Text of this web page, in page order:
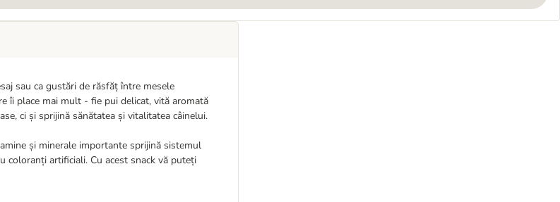
sau ca gustări de răsfăț între mesele
îi place mai mult - fie pui delicat, vită aromată
ci și sprijină sănătatea și vitalitatea câinelui.
și minerale importante sprijină sistemul
coloranți artificiali. Cu acest snack vă puteți